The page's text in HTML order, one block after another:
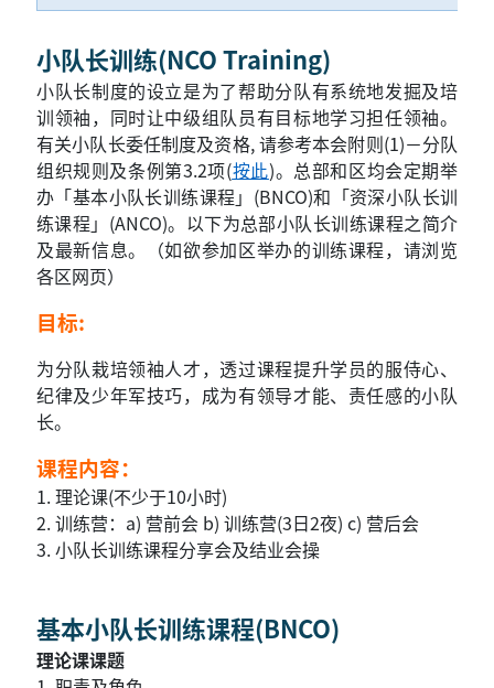
小队长训练(NCO Training)
小队长制度的设立是为了帮助分队有系统地发掘及培
训领袖，同时让中级组队员有目标地学习担任领袖。
有关小队长委任制度及资格, 请参考本会附则(1)－分队
组织规则及条例第3.2项(按此)。总部和区均会定期举
办「基本小队长训练课程」(BNCO)和「资深小队长训
练课程」(ANCO)。以下为总部小队长训练课程之简介
及最新信息。（如欲参加区举办的训练课程，请浏览
各区网页）
目标:
为分队栽培领袖人才，透过课程提升学员的服侍心、
纪律及少年军技巧，成为有领导才能、责任感的小队
长。
课程内容：
1.理论课(不少于10小时)
2. 训练营：a) 营前会 b) 训练营(3日2夜) c) 营后会
3. 小队长训练课程分享会及结业会操
基本小队长训练课程(BNCO)
理论课课题